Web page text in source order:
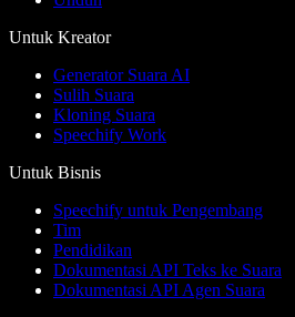
Untuk Kreator
Generator Suara AI
Sulih Suara
Kloning Suara
Speechify Work
Untuk Bisnis
Speechify untuk Pengembang
Tim
Pendidikan
Dokumentasi API Teks ke Suara
Dokumentasi API Agen Suara